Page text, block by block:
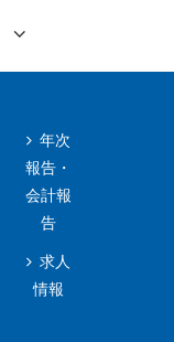
年次
報告・
会計報
告
求人
情報